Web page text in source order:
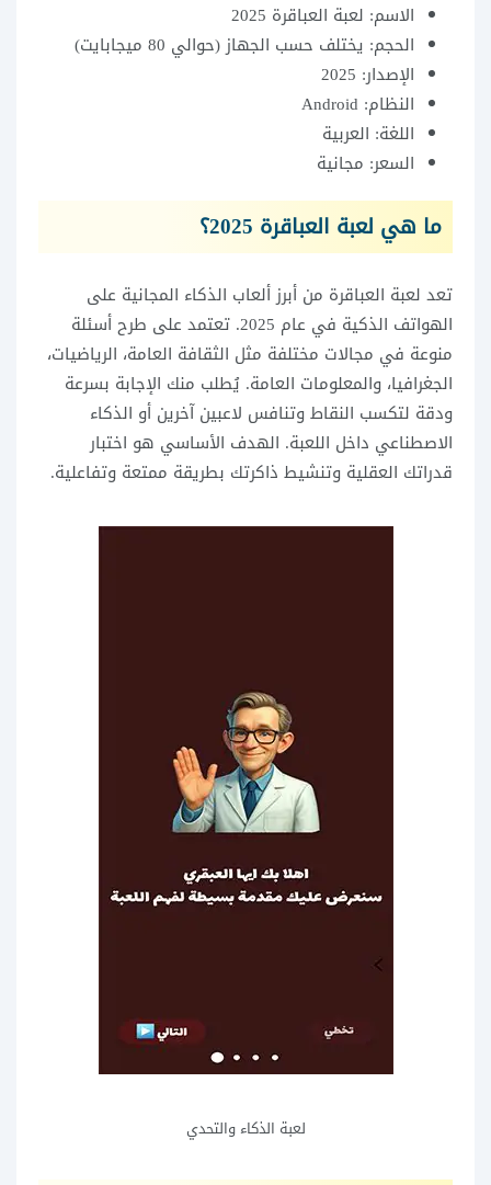
الاسم: لعبة العباقرة 2025
الحجم: يختلف حسب الجهاز (حوالي 80 ميجابايت)
الإصدار: 2025
النظام: Android
اللغة: العربية
السعر: مجانية
ما هي لعبة العباقرة 2025؟
تعد لعبة العباقرة من أبرز ألعاب الذكاء المجانية على
الهواتف الذكية في عام 2025. تعتمد على طرح أسئلة
منوعة في مجالات مختلفة مثل الثقافة العامة، الرياضيات،
الجغرافيا، والمعلومات العامة. يُطلب منك الإجابة بسرعة
ودقة لتكسب النقاط وتنافس لاعبين آخرين أو الذكاء
الاصطناعي داخل اللعبة. الهدف الأساسي هو اختبار
قدراتك العقلية وتنشيط ذاكرتك بطريقة ممتعة وتفاعلية.
لعبة الذكاء والتحدي